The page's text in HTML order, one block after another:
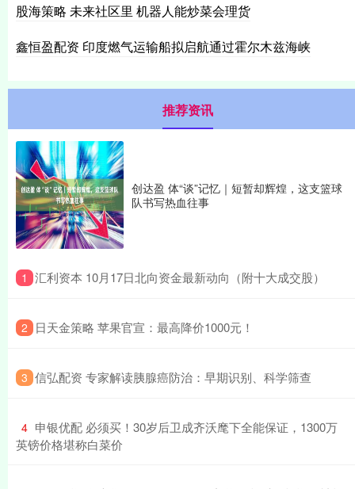
股海策略 未来社区里 机器人能炒菜会理货
鑫恒盈配资 印度燃气运输船拟启航通过霍尔木兹海峡
推荐资讯
创达盈 体“谈”记忆｜短暂却辉煌，这支篮球
队书写热血往事
1 ​汇利资本 10月17日北向资金最新动向（附十大成交股）
2 ​日天金策略 苹果官宣：最高降价1000元！
3 ​信弘配资 专家解读胰腺癌防治：早期识别、科学筛查
4 ​申银优配 必须买！30岁后卫成齐沃麾下全能保证，1300万
英镑价格堪称白菜价